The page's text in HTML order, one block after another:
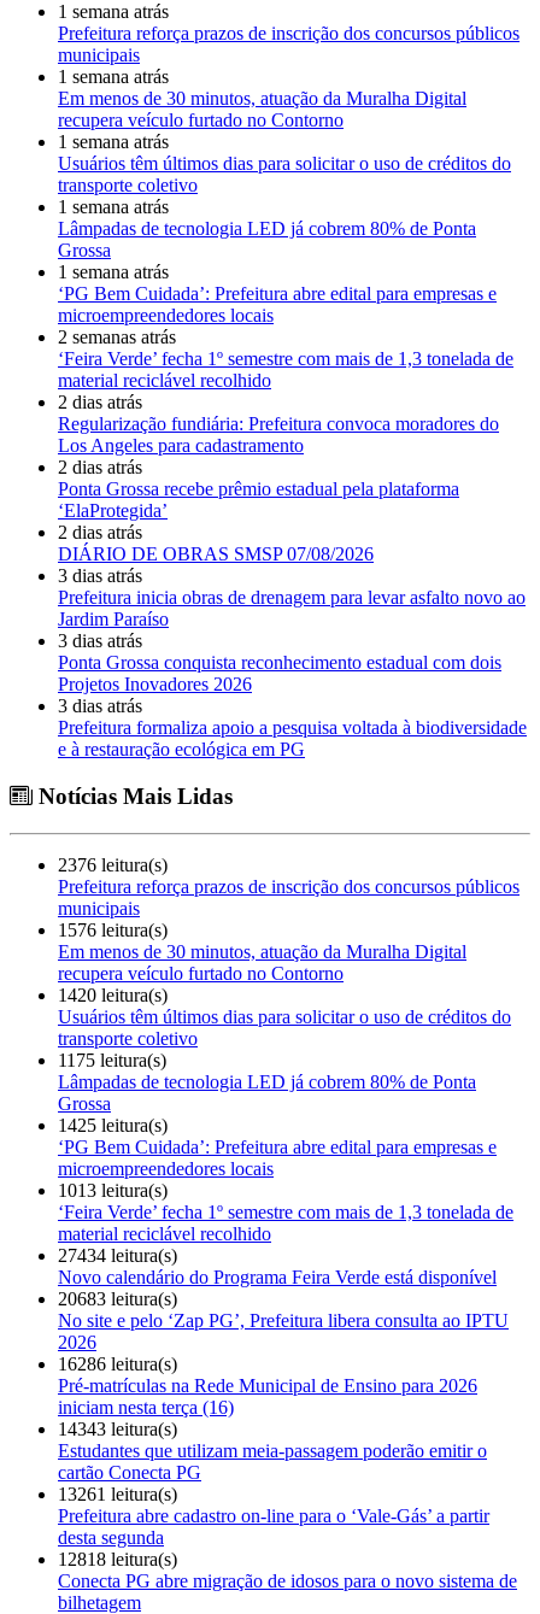
1 semana atrás
Prefeitura reforça prazos de inscrição dos concursos públicos
municipais
1 semana atrás
Em menos de 30 minutos, atuação da Muralha Digital
recupera veículo furtado no Contorno
1 semana atrás
Usuários têm últimos dias para solicitar o uso de créditos do
transporte coletivo
1 semana atrás
Lâmpadas de tecnologia LED já cobrem 80% de Ponta
Grossa
1 semana atrás
‘PG Bem Cuidada’: Prefeitura abre edital para empresas e
microempreendedores locais
2 semanas atrás
‘Feira Verde’ fecha 1º semestre com mais de 1,3 tonelada de
material reciclável recolhido
2 dias atrás
Regularização fundiária: Prefeitura convoca moradores do
Los Angeles para cadastramento
2 dias atrás
Ponta Grossa recebe prêmio estadual pela plataforma
‘ElaProtegida’
2 dias atrás
DIÁRIO DE OBRAS SMSP 07/08/2026
3 dias atrás
Prefeitura inicia obras de drenagem para levar asfalto novo ao
Jardim Paraíso
3 dias atrás
Ponta Grossa conquista reconhecimento estadual com dois
Projetos Inovadores 2026
3 dias atrás
Prefeitura formaliza apoio a pesquisa voltada à biodiversidade
e à restauração ecológica em PG
Notícias Mais Lidas
2376 leitura(s)
Prefeitura reforça prazos de inscrição dos concursos públicos
municipais
1576 leitura(s)
Em menos de 30 minutos, atuação da Muralha Digital
recupera veículo furtado no Contorno
1420 leitura(s)
Usuários têm últimos dias para solicitar o uso de créditos do
transporte coletivo
1175 leitura(s)
Lâmpadas de tecnologia LED já cobrem 80% de Ponta
Grossa
1425 leitura(s)
‘PG Bem Cuidada’: Prefeitura abre edital para empresas e
microempreendedores locais
1013 leitura(s)
‘Feira Verde’ fecha 1º semestre com mais de 1,3 tonelada de
material reciclável recolhido
27434 leitura(s)
Novo calendário do Programa Feira Verde está disponível
20683 leitura(s)
No site e pelo ‘Zap PG’, Prefeitura libera consulta ao IPTU
2026
16286 leitura(s)
Pré-matrículas na Rede Municipal de Ensino para 2026
iniciam nesta terça (16)
14343 leitura(s)
Estudantes que utilizam meia-passagem poderão emitir o
cartão Conecta PG
13261 leitura(s)
Prefeitura abre cadastro on-line para o ‘Vale-Gás’ a partir
desta segunda
12818 leitura(s)
Conecta PG abre migração de idosos para o novo sistema de
bilhetagem